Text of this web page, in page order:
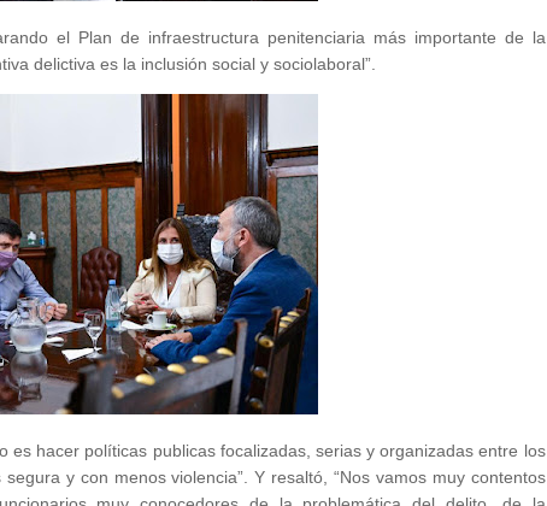
el Plan de infraestructura penitenciaria más importante de la
delictiva es la inclusión social y sociolaboral”.
es hacer políticas publicas focalizadas, serias y organizadas entre los
y con menos violencia”. Y resaltó, “Nos vamos muy contentos